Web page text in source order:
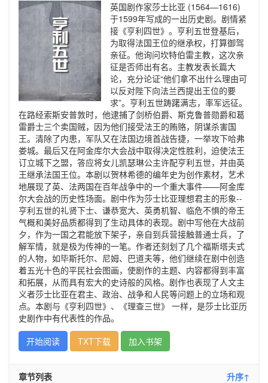
英国剧作家莎士比亚 (1564—1616)
于1599年写成的一出历史剧。剧情紧
接《亨利四世》。亨利五世登基后，
为取得法国王位的继承权，打算御驾
亲征。他询问坎特伯雷主教，这次亲
征是否师出有名。主教发表长篇大
论，充分论证“他们拿不出什么理由可
以反对陛下向法兰西提出王位的要
求”。亨利五世踌躇满志，率军远征。
在路经索斯安普敦时，他逮捕了剑桥伯爵、斯克鲁普勋爵和葛
雷爵士三个卖国贼，因为他们接受法王的贿赂，阴谋杀害国
王。清除了内患，军队又在法国边境首战告捷，一举攻下哈弗
娄城。最后又在阿金库尔大会战中取得决定性胜利，迫使法王
订立城下之盟，答应将女儿凯瑟琳公主许配亨利五世，并由英
王继承法国王位。本剧以贺林希德的编年史为创作素材，艺术
地展现了英、法两国在百年战争中的一个重大事件——阿金库
尔大会战的历史性场面。剧中作为莎士比亚理想君主的形象--
亨利五世的礼贤下士、谦恭宽大、英勇机智、临危不惧的帝王
气概和美好品质都得到了生动具体的表现。剧中写他在大战前
夕，作为一国之君能放下架子，亲自到兵营接触普通士兵，了
解军情，就是极为传神的一笔。作者还刻划了几个福斯塔夫式
的人物，如毕斯托尔、尼姆、巴道夫等，他们继续在剧中创造
着五光十色的平民社会图画，使剧作的主题、内容都得到丰富
和拓展，从而具有宏大的史诗般的风格。剧作也表现了人文主
义者莎士比亚在君主、政治、战争和人民等问题上的立场和观
点。本剧与《亨利四世》、《理查三世》 一样，是莎士比亚历
史剧作中有代表性的作品。
开始阅读
TXT下载 加入书架
章节列表 升序↑